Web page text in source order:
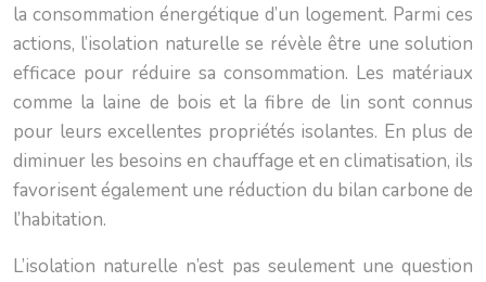
la consommation énergétique d’un logement. Parmi ces
actions, l’isolation naturelle se révèle être une solution
efficace pour réduire sa consommation. Les matériaux
comme la laine de bois et la fibre de lin sont connus
pour leurs excellentes propriétés isolantes. En plus de
diminuer les besoins en chauffage et en climatisation, ils
favorisent également une réduction du bilan carbone de
l’habitation.
L’isolation naturelle n’est pas seulement une question